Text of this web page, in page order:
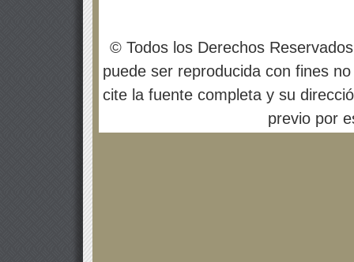
© Todos los Derechos
puede ser reproducida con fines
cite la fuente completa y su
previo por